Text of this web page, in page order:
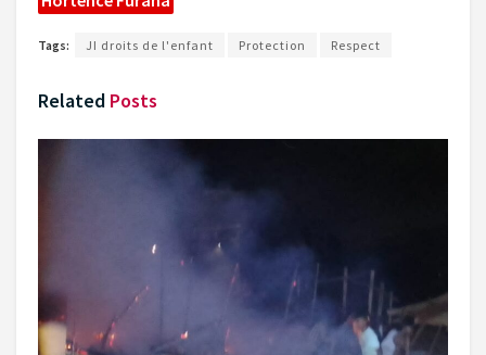
Tags: JI droits de l'enfant Protection Respect
Related Posts